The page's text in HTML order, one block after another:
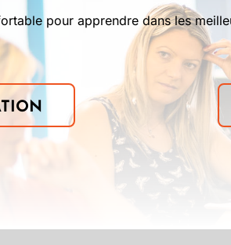
pour apprendre dans les